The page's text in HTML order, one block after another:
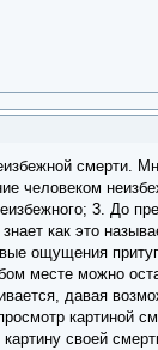
смерти.
человеком
3. До
как это
ощущения
месте можно
давая
картиной
своей